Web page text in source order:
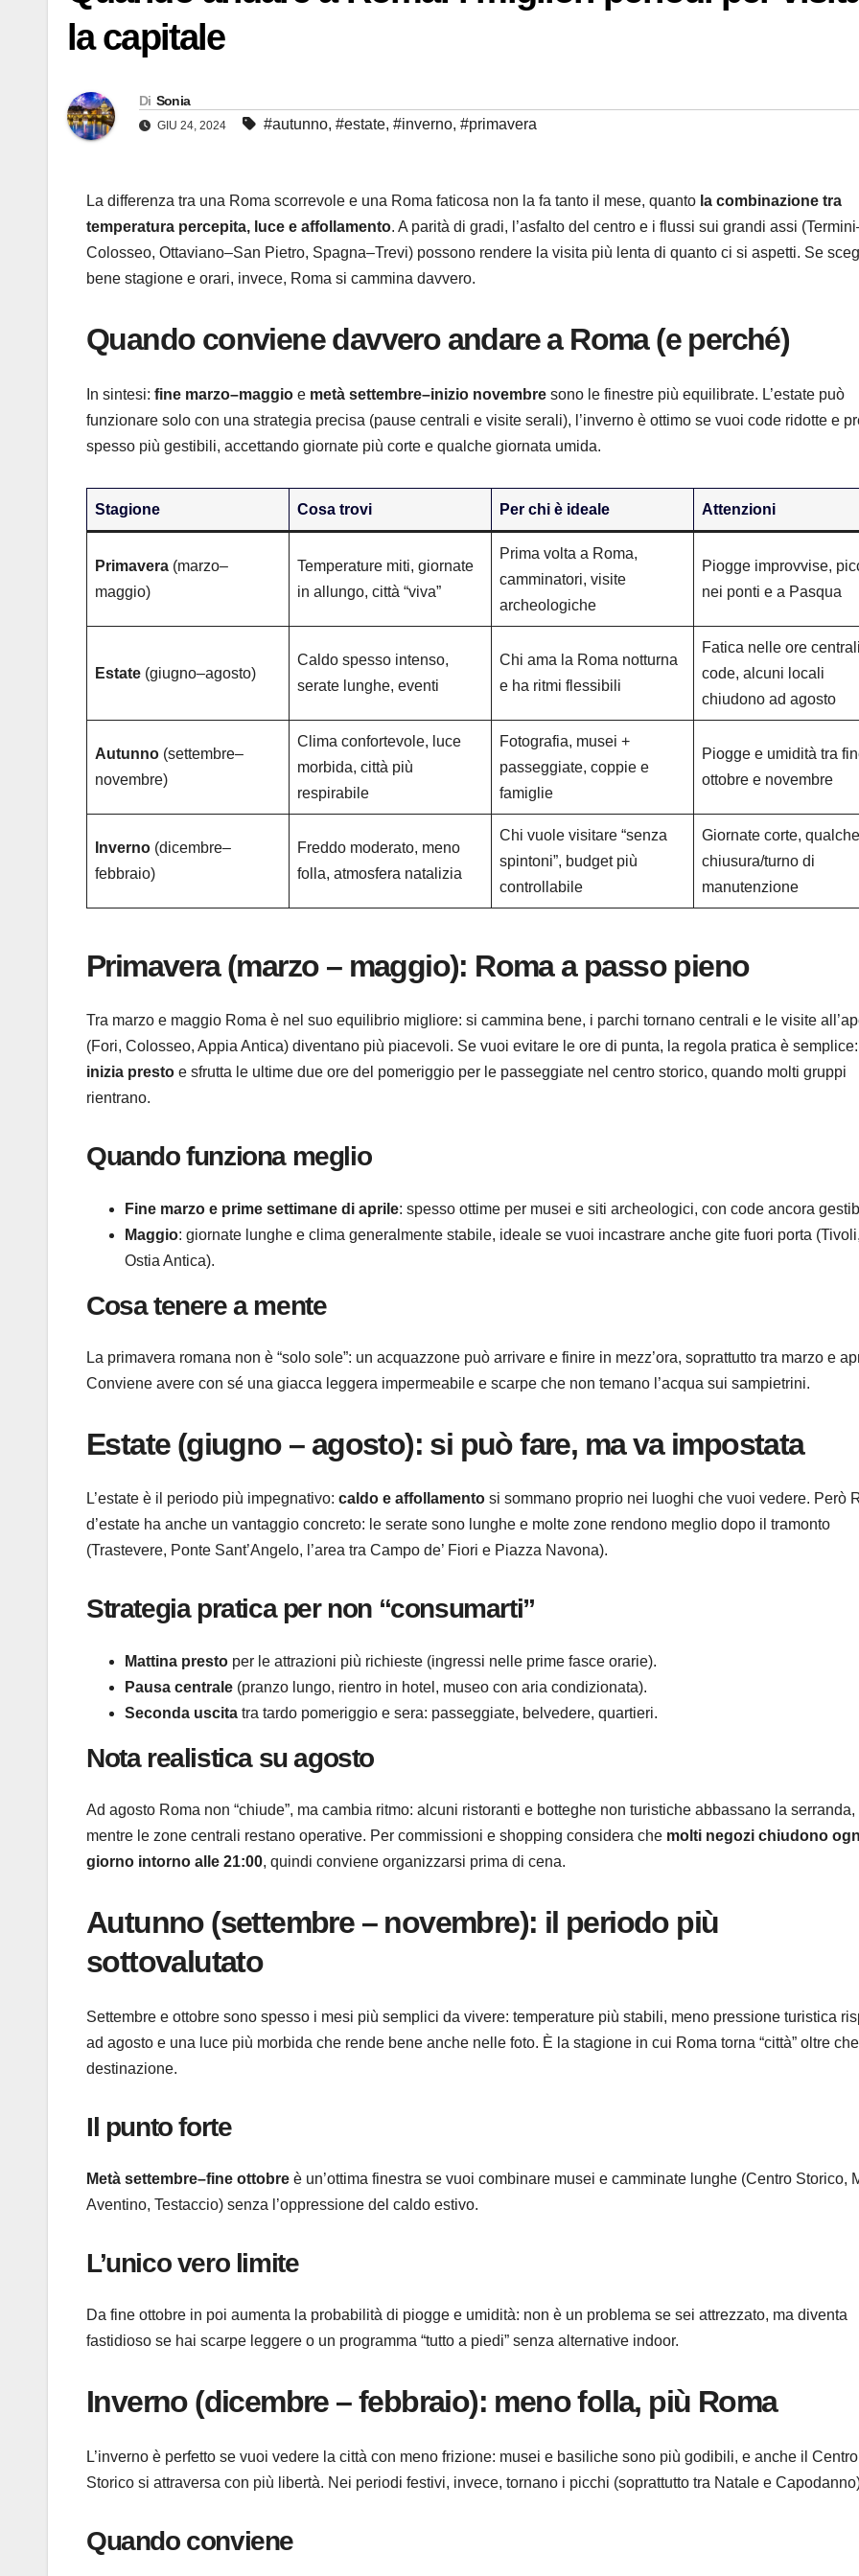
la capitale
Di Sonia
GIU 24, 2024 #autunno, #estate, #inverno, #primavera
La differenza tra una Roma scorrevole e una Roma faticosa non la fa tanto il mese, quanto la combinazione tra
temperatura percepita, luce e affollamento. A parità di gradi, l’asfalto del centro e i flussi sui grandi assi
Colosseo, Ottaviano–San Pietro, Spagna–Trevi) possono rendere la visita più lenta di quanto ci si aspetti. Se
bene stagione e orari, invece, Roma si cammina davvero.
Quando conviene davvero andare a Roma (e perché)
In sintesi: fine marzo–maggio e metà settembre–inizio novembre sono le finestre più equilibrate. L’estate può
funzionare solo con una strategia precisa (pause centrali e visite serali), l’inverno è ottimo se vuoi code ridotte e
spesso più gestibili, accettando giornate più corte e qualche giornata umida.
Stagione Cosa trovi Per chi è ideale Attenzioni
Primavera (marzo–
maggio)
Temperature miti, giornate
in allungo, città “viva”
Prima volta a Roma,
camminatori, visite
archeologiche
Piogge improvvise,
nei ponti e a Pasqua
Estate (giugno–agosto)
Caldo spesso intenso,
serate lunghe, eventi
Chi ama la Roma notturna
e ha ritmi flessibili
Fatica nelle ore
code, alcuni locali
chiudono ad agosto
Autunno (settembre–
novembre)
Clima confortevole, luce
morbida, città più
respirabile
Fotografia, musei +
passeggiate, coppie e
famiglie
Piogge e umidità tra
ottobre e novembre
Inverno (dicembre–
febbraio)
Freddo moderato, meno
folla, atmosfera natalizia
Chi vuole visitare “senza
spintoni”, budget più
controllabile
Giornate corte, qualche
chiusura/turno di
manutenzione
Primavera (marzo – maggio): Roma a passo pieno
Tra marzo e maggio Roma è nel suo equilibrio migliore: si cammina bene, i parchi tornano centrali e le visite
(Fori, Colosseo, Appia Antica) diventano più piacevoli. Se vuoi evitare le ore di punta, la regola pratica è semplice:
inizia presto e sfrutta le ultime due ore del pomeriggio per le passeggiate nel centro storico, quando molti gruppi
rientrano.
Quando funziona meglio
Fine marzo e prime settimane di aprile: spesso ottime per musei e siti archeologici, con code ancora
Maggio: giornate lunghe e clima generalmente stabile, ideale se vuoi incastrare anche gite fuori porta (Tivoli,
Ostia Antica).
Cosa tenere a mente
La primavera romana non è “solo sole”: un acquazzone può arrivare e finire in mezz’ora, soprattutto tra marzo e
Conviene avere con sé una giacca leggera impermeabile e scarpe che non temano l’acqua sui sampietrini.
Estate (giugno – agosto): si può fare, ma va impostata
L’estate è il periodo più impegnativo: caldo e affollamento si sommano proprio nei luoghi che vuoi vedere. Però
d’estate ha anche un vantaggio concreto: le serate sono lunghe e molte zone rendono meglio dopo il tramonto
(Trastevere, Ponte Sant’Angelo, l’area tra Campo de’ Fiori e Piazza Navona).
Strategia pratica per non “consumarti”
Mattina presto per le attrazioni più richieste (ingressi nelle prime fasce orarie).
Pausa centrale (pranzo lungo, rientro in hotel, museo con aria condizionata).
Seconda uscita tra tardo pomeriggio e sera: passeggiate, belvedere, quartieri.
Nota realistica su agosto
Ad agosto Roma non “chiude”, ma cambia ritmo: alcuni ristoranti e botteghe non turistiche abbassano la serranda,
mentre le zone centrali restano operative. Per commissioni e shopping considera che molti negozi chiudono
giorno intorno alle 21:00, quindi conviene organizzarsi prima di cena.
Autunno (settembre – novembre): il periodo più
sottovalutato
Settembre e ottobre sono spesso i mesi più semplici da vivere: temperature più stabili, meno pressione turistica
ad agosto e una luce più morbida che rende bene anche nelle foto. È la stagione in cui Roma torna “città” oltre che
destinazione.
Il punto forte
Metà settembre–fine ottobre è un’ottima finestra se vuoi combinare musei e camminate lunghe (Centro Storico,
Aventino, Testaccio) senza l’oppressione del caldo estivo.
L’unico vero limite
Da fine ottobre in poi aumenta la probabilità di piogge e umidità: non è un problema se sei attrezzato, ma diventa
fastidioso se hai scarpe leggere o un programma “tutto a piedi” senza alternative indoor.
Inverno (dicembre – febbraio): meno folla, più Roma
L’inverno è perfetto se vuoi vedere la città con meno frizione: musei e basiliche sono più godibili, e anche il Centro
Storico si attraversa con più libertà. Nei periodi festivi, invece, tornano i picchi (soprattutto tra Natale e
Quando conviene